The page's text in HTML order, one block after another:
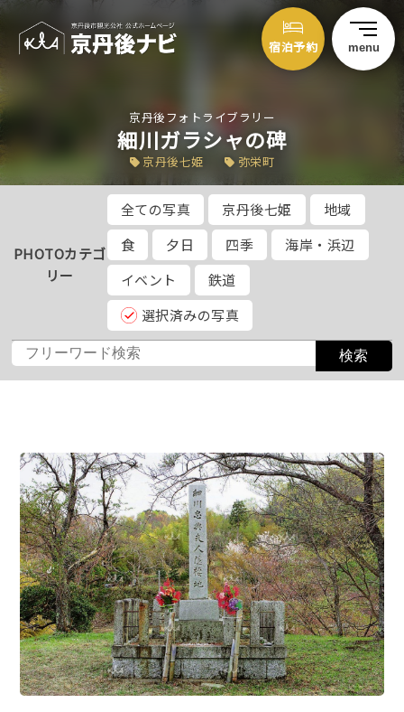
宿泊予約 menu
京丹後フォトライブラリー
細川ガラシャの碑
京丹後七姫 弥栄町
PHOTOカテゴ
リー
全ての写真 京丹後七姫
地域
食
夕日 四季
海岸・浜辺
イベント
鉄道
選択済みの写真